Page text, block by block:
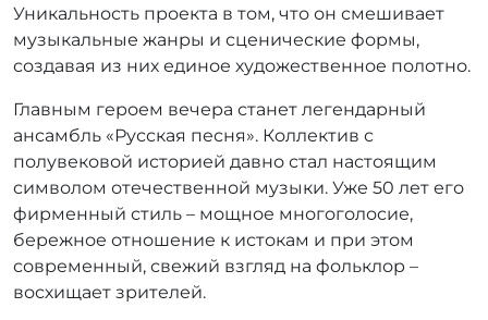
с
т
а
и
я
Б
у
и
а
Уникальность проекта в том, что он смешивает
музыкальные жанры и сценические формы,
создавая из них единое художественное полотно.
Главным героем вечера станет легендарный
ансамбль «Русская песня». Коллектив с
полувековой историей давно стал настоящим
символом отечественной музыки. Уже 50 лет его
фирменный стиль – мощное многоголосие,
бережное отношение к истокам и при этом
современный, свежий взгляд на фольклор –
восхищает зрителей.